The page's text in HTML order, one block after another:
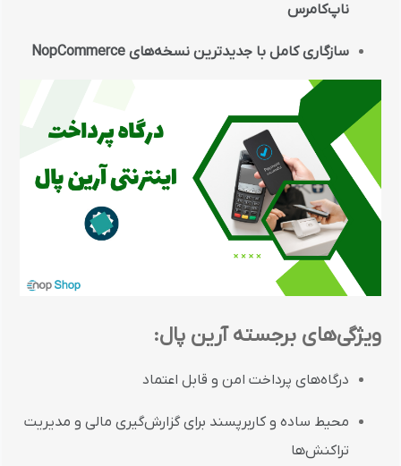
ناپ‌کامرس
سازگاریکامل با جدیدترین نسخه‌های NopCommerce
ویژگی‌های برجستهآرین پال:
درگاه‌های پرداخت امن و قابل اعتماد
محیط ساده و کاربرپسند برایگزارش‌گیری مالی و مدیریت
تراکنش‌ها